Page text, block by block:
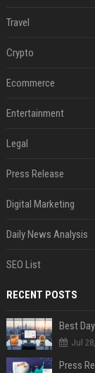
Travel
Crypto
Ecommerce
Entertainment
Legal
Press Release
Digital Marketing
Daily News Analysis
SEO List
RECENT POSTS
Best
Jul